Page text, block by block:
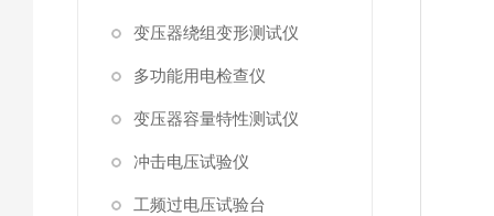
变压器绕组变形测试仪
多功能用电检查仪
变压器容量特性测试仪
冲击电压试验仪
工频过电压试验台